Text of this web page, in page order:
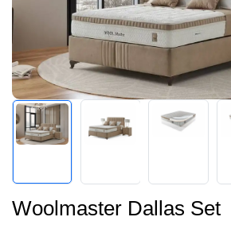
Woolmaster Dallas Set